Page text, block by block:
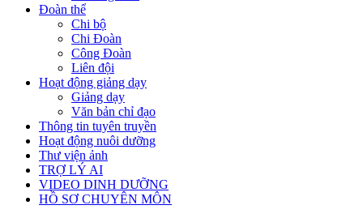
Đoàn thể
Chi bộ
Chi Đoàn
Công Đoàn
Liên đội
Hoạt động giảng dạy
Giảng dạy
Văn bản chỉ đạo
Thông tin tuyên truyền
Hoạt động nuôi dưỡng
Thư viện ảnh
TRỢ LÝ AI
VIDEO DINH DƯỠNG
HỒ SƠ CHUYÊN MÔN